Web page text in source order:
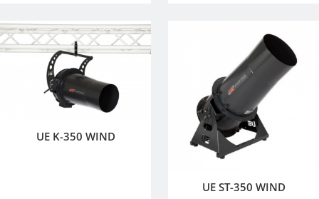
UE K-350 WIND
UE ST-350 WIND